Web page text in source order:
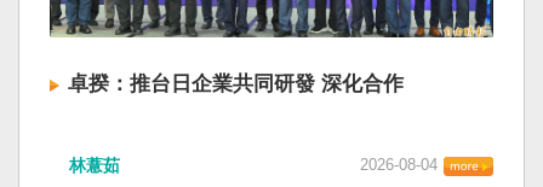
卓揆：推台日企業共同研發 深化合作
林薏茹 2026-08-04